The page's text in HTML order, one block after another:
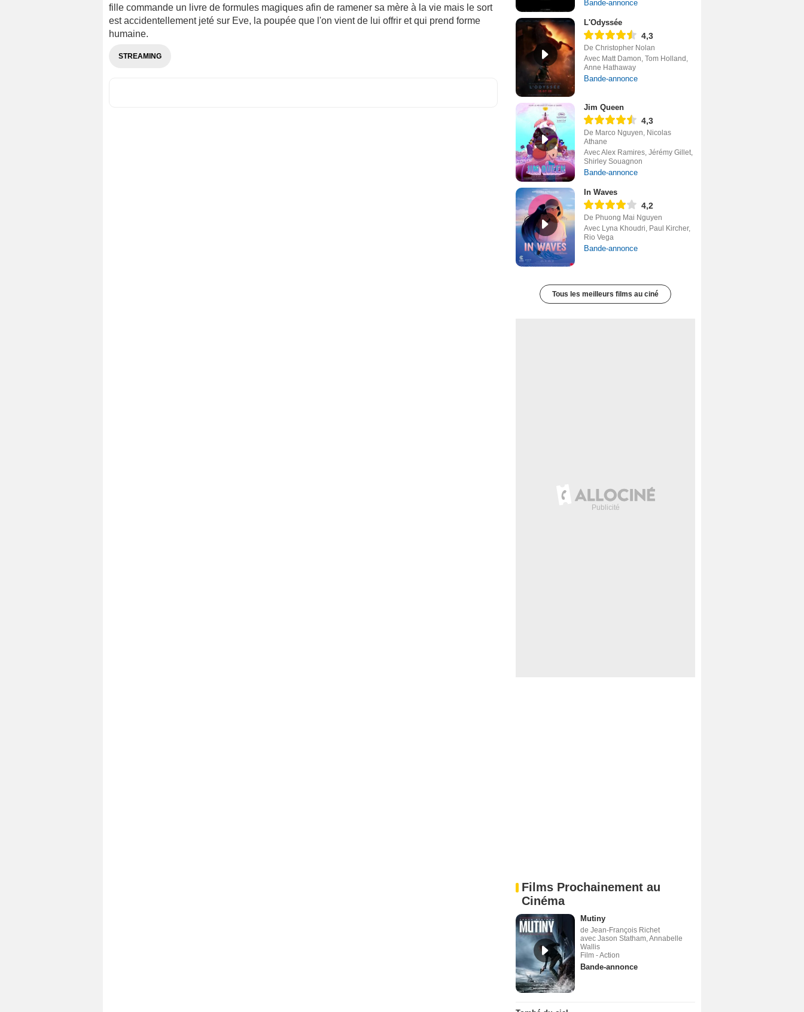
fille commande un livre de formules magiques afin de ramener sa mère à la vie mais le sort
est accidentellement jeté sur Eve, la poupée que l'on vient de lui offrir et qui prend forme
humaine.
STREAMING
Bande-annonce
L'Odyssée
4,3
De Christopher Nolan
Avec Matt Damon, Tom Holland,
Anne Hathaway
Bande-annonce
Jim Queen
4,3
De Marco Nguyen, Nicolas
Athane
Avec Alex Ramires, Jérémy Gillet,
Shirley Souagnon
Bande-annonce
In Waves
4,2
De Phuong Mai Nguyen
Avec Lyna Khoudri, Paul Kircher,
Rio Vega
Bande-annonce
Tous les meilleurs films au ciné
Films Prochainement au
Cinéma
Mutiny
de Jean-François Richet
avec Jason Statham, Annabelle
Wallis
Film - Action
Bande-annonce